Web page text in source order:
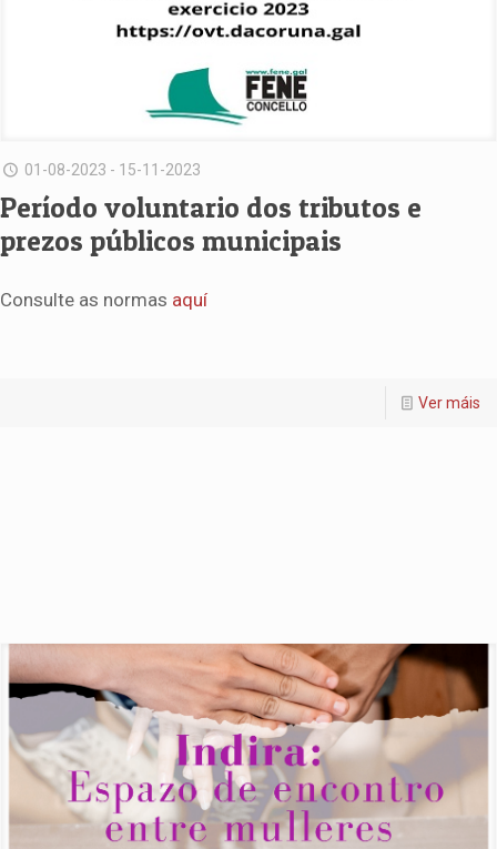
01-08-2023 - 15-11-2023
Período voluntario dos tributos e
prezos públicos municipais
Consulte as normas aquí
Ver máis